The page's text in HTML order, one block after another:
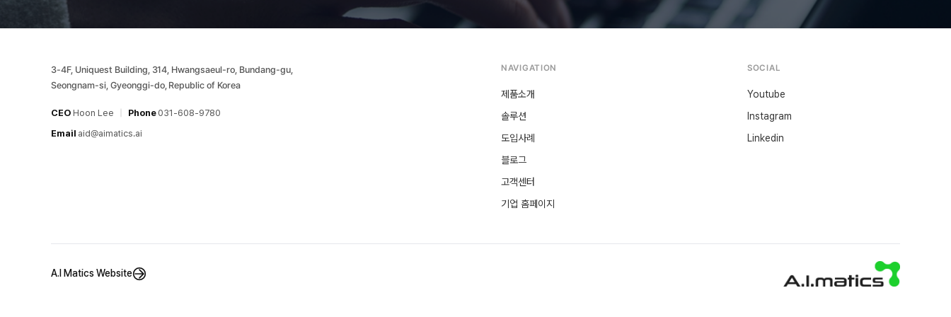
3-4F, Uniquest Building, 314, Hwangsaeul-ro, Bundang-gu,
Seongnam-si, Gyeonggi-do, Republic of Korea
CEO Hoon Lee Phone 031-608-9780
Email aid@aimatics.ai
NAVIGATION
제품소개
솔루션
도입사례
블로그
고객센터
기업 홈페이지
SOCIAL
Youtube
Instagram
Linkedin
A.I Matics Website